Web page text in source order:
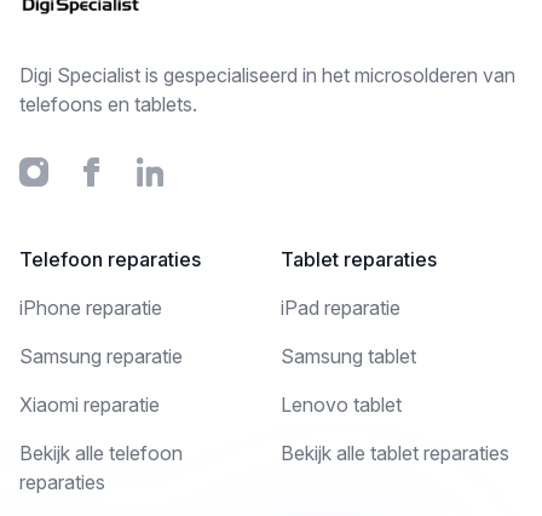
Digi Specialist is gespecialiseerd in het microsolderen van
telefoons en tablets.
InstagramFacebookLinkedin
Telefoon reparaties
iPhone reparatie
Samsung reparatie
Xiaomi reparatie
Bekijk alle telefoon
reparaties
Tablet reparaties
iPad reparatie
Samsung tablet
Lenovo tablet
Bekijk alle tablet reparaties